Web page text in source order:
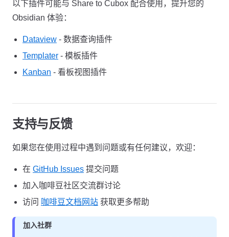
以下插件可能与 Share to Cubox 配合使用，提升您的
Obsidian 体验：
Dataview - 数据查询插件
Templater - 模板插件
Kanban - 看板视图插件
支持与反馈
如果您在使用过程中遇到问题或有任何建议，欢迎：
在 GitHub Issues 提交问题
加入咖啡豆社区交流群讨论
访问 咖啡豆文档网站 获取更多帮助
加入社群